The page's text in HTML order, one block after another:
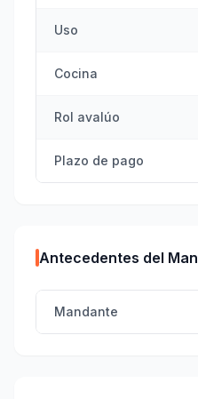
Uso
Cocina
Rol avalúo
Plazo de pago
Antecedentes del
Mandante